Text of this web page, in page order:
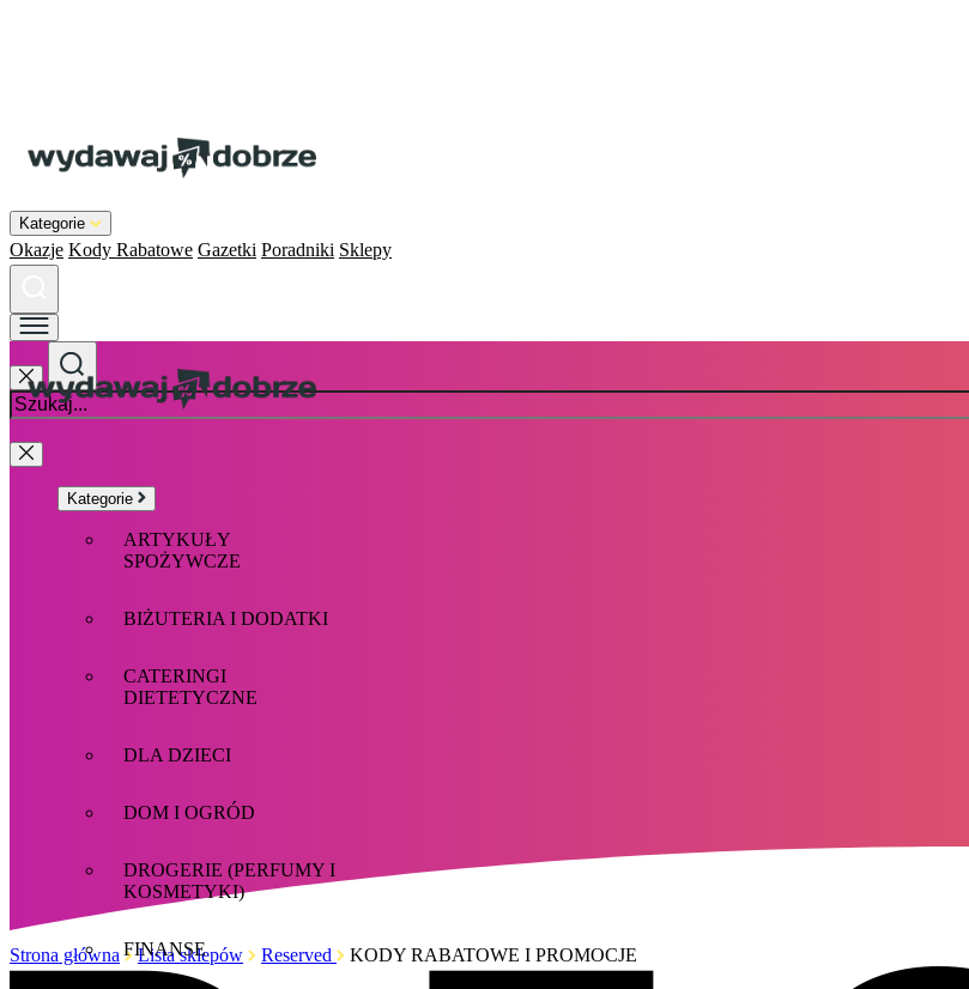
Kategorie
Okazje Kody Rabatowe Gazetki Poradniki Sklepy
Kategorie
ARTYKUŁY
SPOŻYWCZE
BIŻUTERIA I DODATKI
CATERINGI
DIETETYCZNE
DLA DZIECI
DOM I OGRÓD
DROGERIE (PERFUMY I
KOSMETYKI)
FINANSE
Strona główna Lista sklepów Reserved KODY RABATOWE I PROMOCJE